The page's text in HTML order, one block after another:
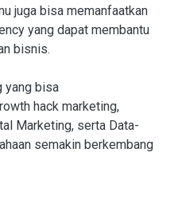
juga bisa memanfaatkan
yang dapat membantu
bisnis.
yang bisa
hack marketing,
Marketing, serta Data-
semakin berkembang